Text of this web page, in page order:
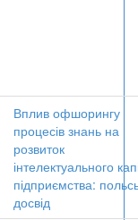
Вплив офшорингу
процесів знань на
розвиток
інтелектуального
підприємства:
досвід